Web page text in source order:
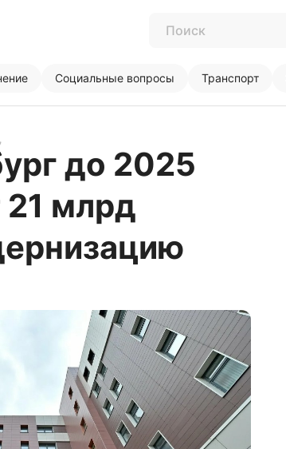
Социальные вопросы Транспорт
до 2025
21 млрд